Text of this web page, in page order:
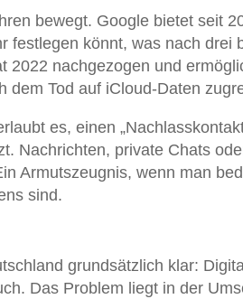
bewegt. Google bietet seit
festlegen könnt, was nach drei
2022 nachgezogen und
dem Tod auf iCloud-Daten
es, einen
Nachrichten, private Chats
Armutszeugnis, wenn man
sind.
grundsätzlich klar:
Das Problem liegt in der